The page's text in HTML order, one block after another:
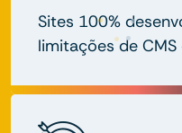
Sites 100%
limitações de